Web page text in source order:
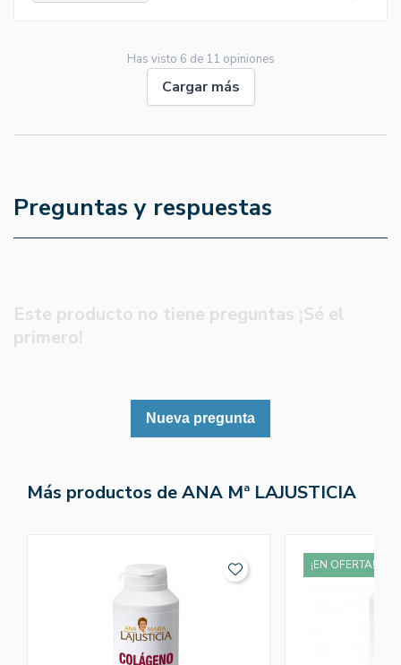
Has visto 6 de 11 opiniones
Cargar más
Preguntas y respuestas
Este producto no tiene preguntas ¡Sé el
primero!
Nueva pregunta
Más productos de ANA Mª LAJUSTICIA
¡EN OFERTA!